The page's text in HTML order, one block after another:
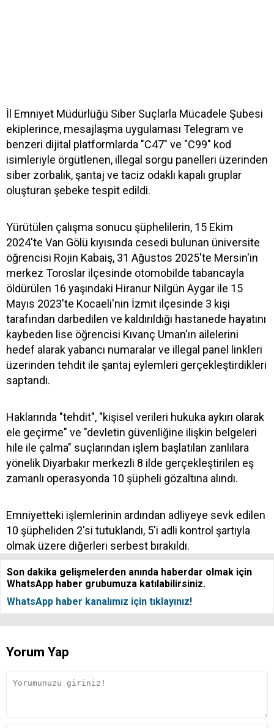
İl Emniyet Müdürlüğü Siber Suçlarla Mücadele Şubesi
ekiplerince, mesajlaşma uygulaması Telegram ve
benzeri dijital platformlarda "C47" ve "C99" kod
isimleriyle örgütlenen, illegal sorgu panelleri üzerinden
siber zorbalık, şantaj ve taciz odaklı kapalı gruplar
oluşturan şebeke tespit edildi.
Yürütülen çalışma sonucu şüphelilerin, 15 Ekim
2024'te Van Gölü kıyısında cesedi bulunan üniversite
öğrencisi Rojin Kabaiş, 31 Ağustos 2025'te Mersin'in
merkez Toroslar ilçesinde otomobilde tabancayla
öldürülen 16 yaşındaki Hiranur Nilgün Aygar ile 15
Mayıs 2023'te Kocaeli'nin İzmit ilçesinde 3 kişi
tarafından darbedilen ve kaldırıldığı hastanede hayatını
kaybeden lise öğrencisi Kıvanç Uman'ın ailelerini
hedef alarak yabancı numaralar ve illegal panel linkleri
üzerinden tehdit ile şantaj eylemleri gerçekleştirdikleri
saptandı.
Haklarında "tehdit", "kişisel verileri hukuka aykırı olarak
ele geçirme" ve "devletin güvenliğine ilişkin belgeleri
hile ile çalma" suçlarından işlem başlatılan zanlılara
yönelik Diyarbakır merkezli 8 ilde gerçekleştirilen eş
zamanlı operasyonda 10 şüpheli gözaltına alındı.
Emniyetteki işlemlerinin ardından adliyeye sevk edilen
10 şüpheliden 2'si tutuklandı, 5'i adli kontrol şartıyla
olmak üzere diğerleri serbest bırakıldı.
Son dakika gelişmelerden anında haberdar olmak için
WhatsApp haber grubumuza katılabilirsiniz.
WhatsApp haber kanalımız için tıklayınız!
Yorum Yap